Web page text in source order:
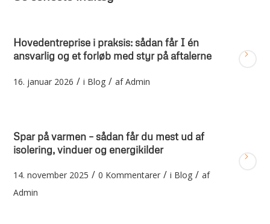
Hovedentreprise i praksis: sådan får I én
ansvarlig og et forløb med styr på aftalerne
16. januar 2026 / i Blog / afAdmin
Spar på varmen – sådan får du mest ud af
isolering, vinduer og energikilder
14. november 2025 / 0 Kommentarer / i Blog / af
Admin